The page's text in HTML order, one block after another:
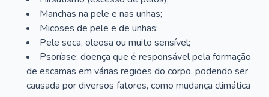
Manchas na pele e nas unhas;
Micoses de pele e de unhas;
Pele seca, oleosa ou muito sensível;
Psoríase: doença que é responsável pela formação
de escamas em várias regiões do corpo, podendo ser
causada por diversos fatores, como mudança climática